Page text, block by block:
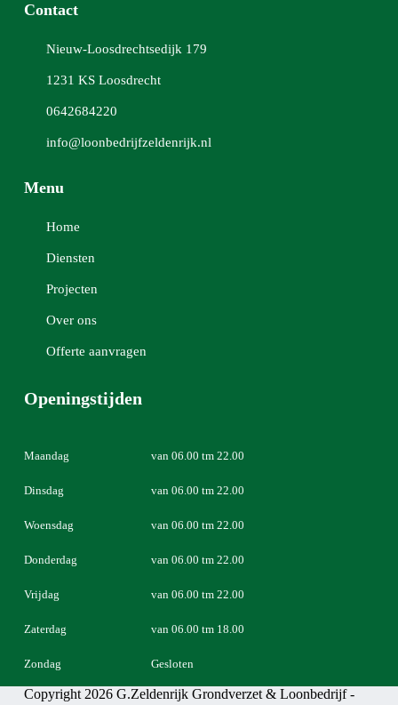
Contact
Nieuw-Loosdrechtsedijk 179
1231 KS Loosdrecht
0642684220
info@loonbedrijfzeldenrijk.nl
Menu
Home
Diensten
Projecten
Over ons
Offerte aanvragen
Openingstijden
Maandag van 06.00 tm 22.00
Dinsdag van 06.00 tm 22.00
Woensdag van 06.00 tm 22.00
Donderdag van 06.00 tm 22.00
Vrijdag van 06.00 tm 22.00
Zaterdag van 06.00 tm 18.00
Zondag Gesloten
Copyright 2026 G.Zeldenrijk Grondverzet & Loonbedrijf -